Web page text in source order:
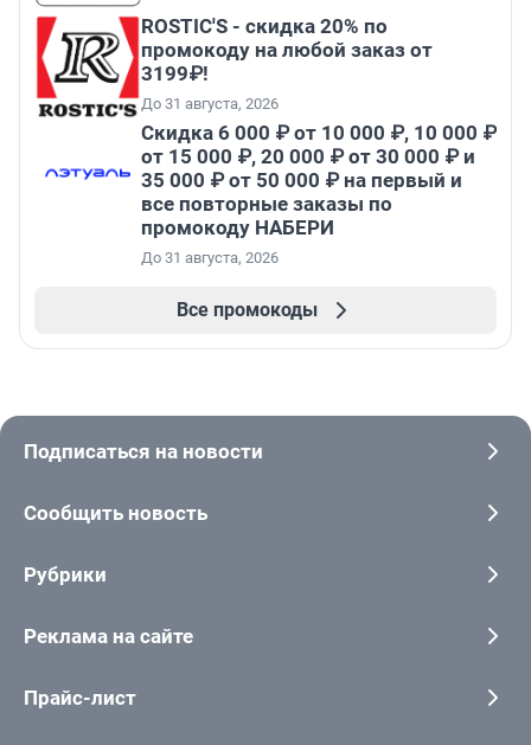
ROSTIC'S - скидка 20% по
промокоду на любой заказ от
3199₽!
До 31 августа, 2026
Скидка 6 000 ₽ от 10 000 ₽, 10 000 ₽
от 15 000 ₽, 20 000 ₽ от 30 000 ₽ и
35 000 ₽ от 50 000 ₽ на первый и
все повторные заказы по
промокоду НАБЕРИ
До 31 августа, 2026
Все промокоды
Подписаться на новости
Сообщить новость
Рубрики
Реклама на сайте
Прайс-лист